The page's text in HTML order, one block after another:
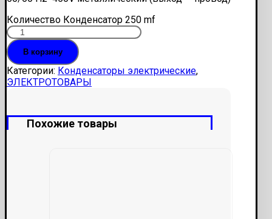
Количество Конденсатор 250 mf
В корзину
Категории: Конденсаторы электрические,
ЭЛЕКТРОТОВАРЫ
Похожие товары